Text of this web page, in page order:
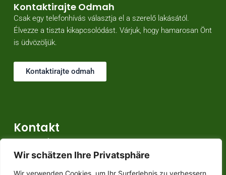
Wir schätzen Ihre Privatsphäre
Wir verwenden Cookies, um Ihr Surferlebnis zu verbessern,
Kontakt
Uram Bruder
Berner Straße 17, 27809 Lemwerder
Tel.: 0152 0 418 418 0
Kontaktirajte Odmah
Csak egy telefonhívás választja el a szerelő lakásától.
Élvezze a tiszta kikapcsolódást. Várjuk, hogy hamarosan Önt
is üdvözöljük.
Kontaktirajte odmah